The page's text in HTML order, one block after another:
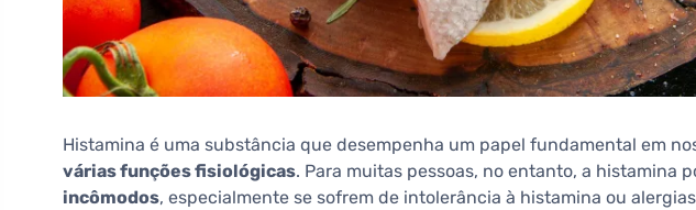
Histamina é uma substância que desempenha um papel fundamental em
várias funções fisiológicas. Para muitas pessoas, no entanto, a histamina
incômodos, especialmente se sofrem de intolerância à histamina ou